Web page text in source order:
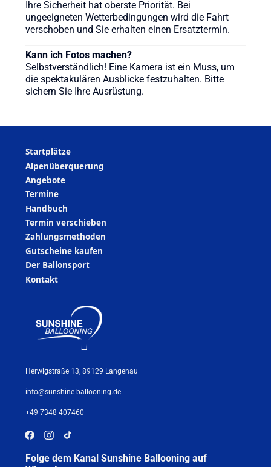
Ihre Sicherheit hat oberste Priorität. Bei
ungeeigneten Wetterbedingungen wird die Fahrt
verschoben und Sie erhalten einen Ersatztermin.
Kann ich Fotos machen?
Selbstverständlich! Eine Kamera ist ein Muss, um
die spektakulären Ausblicke festzuhalten. Bitte
sichern Sie Ihre Ausrüstung.
Startplätze
Alpenüberquerung
Angebote
Termine
Handbuch
Termin verschieben
Zahlungsmethoden
Gutscheine kaufen
Der Ballonsport
Kontakt
Herwigstraße 13, 89129 Langenau
info@sunshine-ballooning.de
+49 7348 407460
Folge dem Kanal Sunshine Ballooning auf